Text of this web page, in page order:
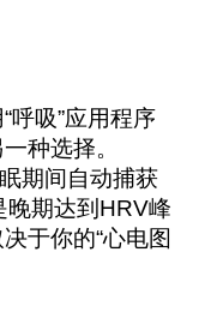
呼吸”应用程序
种选择。
期间自动捕获
晚期达到HRV峰
于你的“心电图